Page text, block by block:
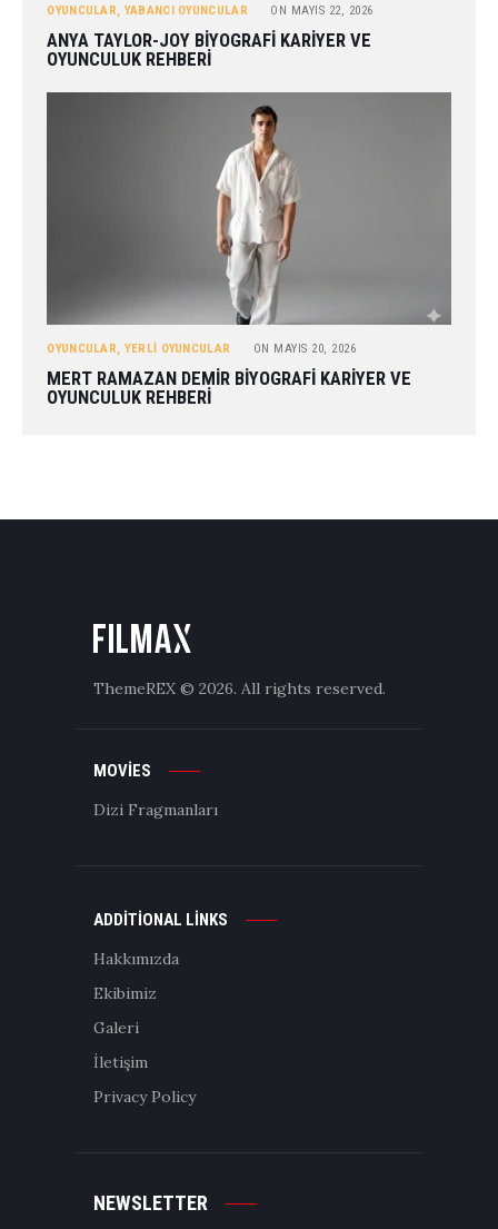
OYUNCULAR, YABANCI OYUNCULAR ON MAYIS 22, 2026
ANYA TAYLOR-JOY BIYOGRAFI KARIYER VE
OYUNCULUK REHBERI
OYUNCULAR, YERLI OYUNCULAR ON MAYIS 20, 2026
MERT RAMAZAN DEMIR BIYOGRAFI KARIYER VE
OYUNCULUK REHBERI
ThemeREX © 2026. All rights reserved.
MOVIES
Dizi Fragmanları
ADDITIONAL LINKS
Hakkımızda
Ekibimiz
Galeri
İletişim
Privacy Policy
NEWSLETTER